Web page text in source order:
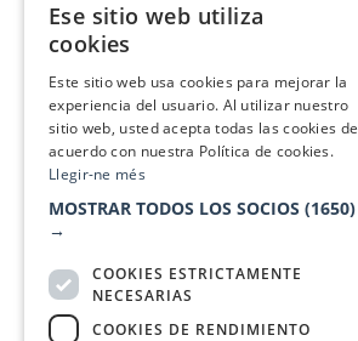
Ese sitio web utiliza
cookies
Este sitio web usa cookies para mejorar la
experiencia del usuario. Al utilizar nuestro
sitio web, usted acepta todas las cookies de
acuerdo con nuestra Política de cookies.
Llegir-ne més
MOSTRAR TODOS LOS SOCIOS (1650)
→
COOKIES ESTRICTAMENTE
NECESARIAS
COOKIES DE RENDIMIENTO